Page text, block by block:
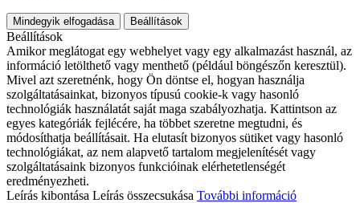
Mindegyik elfogadása Beállítások
Beállítások
Amikor meglátogat egy webhelyet vagy egy alkalmazást használ, az
információ letölthető vagy menthető (például böngészőn keresztül).
Mivel azt szeretnénk, hogy Ön döntse el, hogyan használja
szolgáltatásainkat, bizonyos típusú cookie-k vagy hasonló
technológiák használatát saját maga szabályozhatja. Kattintson az
egyes kategóriák fejlécére, ha többet szeretne megtudni, és
módosíthatja beállításait. Ha elutasít bizonyos sütiket vagy hasonló
technológiákat, az nem alapvető tartalom megjelenítését vagy
szolgáltatásaink bizonyos funkcióinak elérhetetlenségét
eredményezheti.
Leírás kibontása Leírás összecsukása További információ